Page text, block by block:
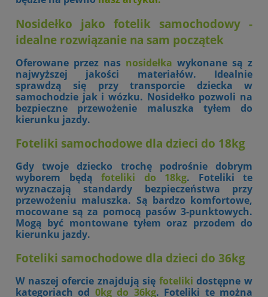
Nosidełko jako fotelik samochodowy -
idealne rozwiązanie na sam początek
Oferowane przez nas nosidełka wykonane są z
najwyższej jakości materiałów. Idealnie
sprawdzą się przy transporcie dziecka w
samochodzie jak i wózku. Nosidełko pozwoli na
bezpieczne przewożenie maluszka tyłem do
kierunku jazdy.
Foteliki samochodowe dla dzieci do 18kg
Gdy twoje dziecko trochę podrośnie dobrym
wyborem będą foteliki do 18kg. Foteliki te
wyznaczają standardy bezpieczeństwa przy
przewożeniu maluszka. Są bardzo komfortowe,
mocowane są za pomocą pasów 3-punktowych.
Mogą być montowane tyłem oraz przodem do
kierunku jazdy.
Foteliki samochodowe dla dzieci do 36kg
W naszej ofercie znajdują się foteliki dostępne w
kategoriach od 0kg do 36kg. Foteliki te można